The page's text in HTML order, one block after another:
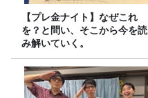
【プレ金ナイト】なぜこれ
を？と問い、そこから今を読
み解いていく。